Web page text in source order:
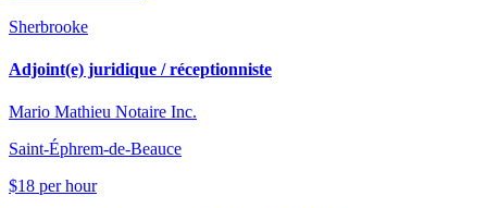
Sherbrooke
Adjoint(e) juridique / réceptionniste
Mario Mathieu Notaire Inc.
Saint-Éphrem-de-Beauce
$18 per hour